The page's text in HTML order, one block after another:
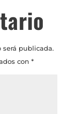
será publicada.
con *